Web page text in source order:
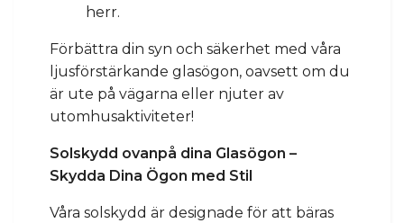
herr.
Förbättra din syn och säkerhet med våra
ljusförstärkande glasögon, oavsett om du
är ute på vägarna eller njuter av
utomhusaktiviteter!
Solskydd ovanpå dina Glasögon –
Skydda Dina Ögon med Stil
Våra solskydd är designade för att bäras